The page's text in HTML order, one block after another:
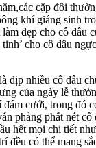
cặp đôi
khí giáng sinh
đẹp cho cô dâu
cho cô dâu
dịp nhiều cô dâu
của ngày lễ
cưới, trong đó
phảng phất nét cổ
hết mọi chi tiết
đều có thể mang